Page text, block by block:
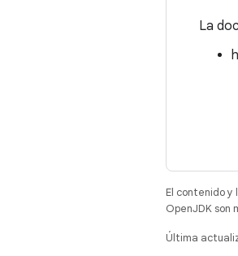
La
El contenido
OpenJDK son
Última